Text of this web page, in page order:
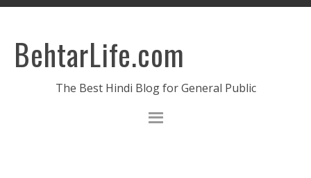
BehtarLife.com
The Best Hindi Blog for General Public